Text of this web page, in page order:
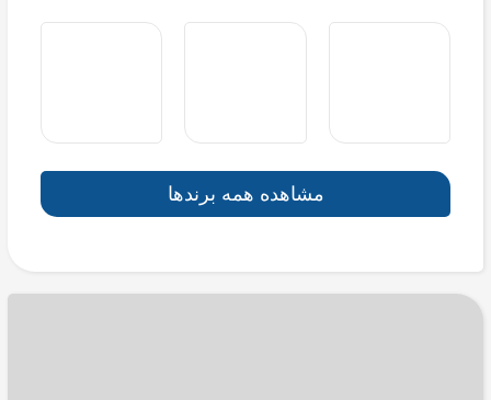
مشاهده همه برندها